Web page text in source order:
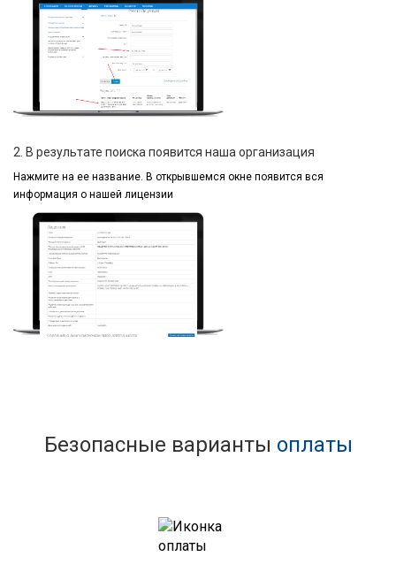
2. В результате поиска появится наша организация
Нажмите на ее название. В открывшемся окне появится вся
информация о нашей лицензии
Безопасные варианты оплаты